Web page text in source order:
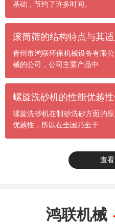
基础，节约了许多时间。
滚筒筛的结构特点与其
青州市鸿联环保机械设备有限
械的公司，公司主要产品中
螺旋洗砂机的性能优越
螺旋洗砂机在制砂洗砂方面的
优越性，所以在全国乃至于
查
鸿联机械